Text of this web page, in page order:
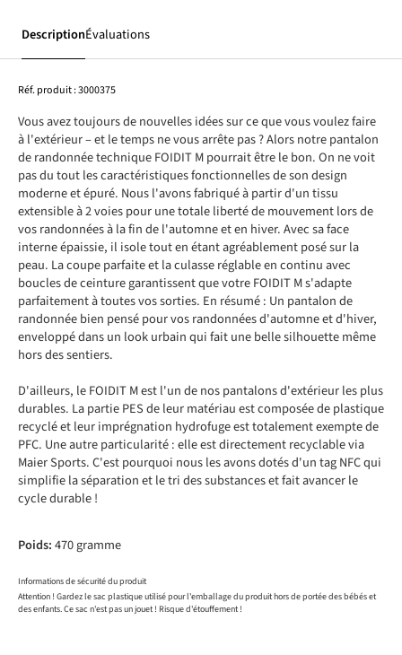
DescriptionÉvaluations
Réf. produit :3000375
Vous avez toujours de nouvelles idées sur ce que vous voulez faire
à l'extérieur – et le temps ne vous arrête pas ? Alors notre pantalon
de randonnée technique FOIDIT M pourrait être le bon. On ne voit
pas du tout les caractéristiques fonctionnelles de son design
moderne et épuré. Nous l'avons fabriqué à partir d'un tissu
extensible à 2 voies pour une totale liberté de mouvement lors de
vos randonnées à la fin de l'automne et en hiver. Avec sa face
interne épaissie, il isole tout en étant agréablement posé sur la
peau. La coupe parfaite et la culasse réglable en continu avec
boucles de ceinture garantissent que votre FOIDIT M s'adapte
parfaitement à toutes vos sorties. En résumé : Un pantalon de
randonnée bien pensé pour vos randonnées d'automne et d'hiver,
enveloppé dans un look urbain qui fait une belle silhouette même
hors des sentiers.
D'ailleurs, le FOIDIT M est l'un de nos pantalons d'extérieur les plus
durables. La partie PES de leur matériau est composée de plastique
recyclé et leur imprégnation hydrofuge est totalement exempte de
PFC. Une autre particularité : elle est directement recyclable via
Maier Sports. C'est pourquoi nous les avons dotés d'un tag NFC qui
simplifie la séparation et le tri des substances et fait avancer le
cycle durable !
Poids:470 gramme
Informations de sécurité du produit
Attention ! Gardez le sac plastique utilisé pour l'emballage du produit hors de portée des bébés et
des enfants. Ce sac n'est pas un jouet ! Risque d'étouffement !